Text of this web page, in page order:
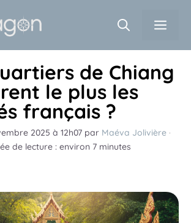
de Chiang
le plus les
français ?
2025 à 12h07 par Maéva Jolivière ·
de lecture : environ 7 minutes